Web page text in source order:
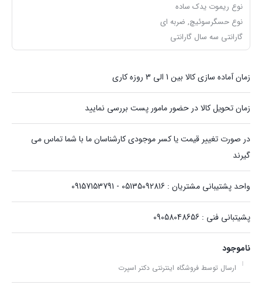
نوع ریموت یدک ساده
نوع حسگرسوئیچ, ضربه ای
گارانتی سه سال گارانتی
زمان آماده سازی کالا بین 1 الی 3 روزه کاری
زمان تحویل کالا در حضور مامور پست بررسی نمایید
در صورت تغییر قیمت یا کسر موجودی کارشناسان ما با شما تماس می
گیرند
واحد پشتیبانی مشتریان : 05135092816 - 09157153791
پشیتبانی فنی : 09058048656
ناموجود
ارسال توسط فروشگاه اینترنتی دکتر اسپرت